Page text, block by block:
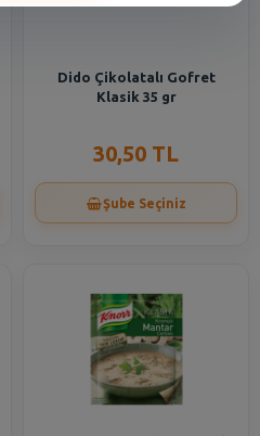
Dido Çikolatalı Gofret
Klasik 35 gr
30,50 TL
Şube Seçiniz